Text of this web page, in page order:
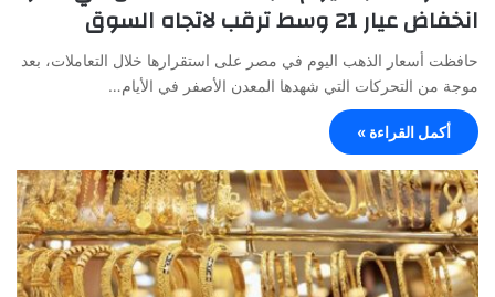
انخفاض عيار 21 وسط ترقب لاتجاه السوق
حافظت أسعار الذهب اليوم في مصر على استقرارها خلال التعاملات، بعد
موجة من التحركات التي شهدها المعدن الأصفر في الأيام…
أكمل القراءة »